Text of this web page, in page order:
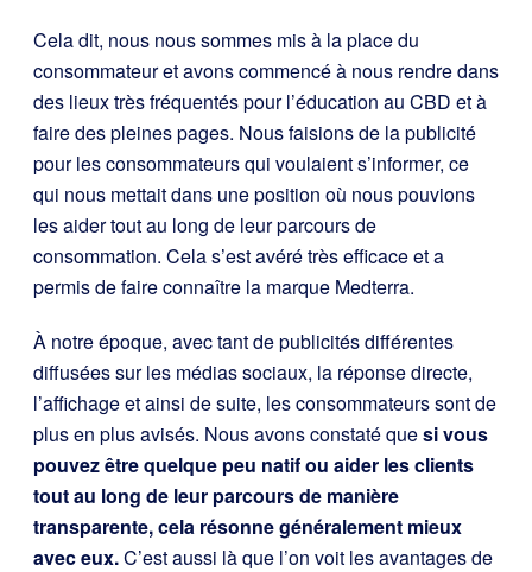
Cela dit, nous nous sommes mis à la place du
consommateur et avons commencé à nous rendre dans
des lieux très fréquentés pour l’éducation au CBD et à
faire des pleines pages. Nous faisions de la publicité
pour les consommateurs qui voulaient s’informer, ce
qui nous mettait dans une position où nous pouvions
les aider tout au long de leur parcours de
consommation. Cela s’est avéré très efficace et a
permis de faire connaître la marque Medterra.
À notre époque, avec tant de publicités différentes
diffusées sur les médias sociaux, la réponse directe,
l’affichage et ainsi de suite, les consommateurs sont de
plus en plus avisés. Nous avons constaté quesi vous
pouvez être quelque peu natif ou aider les clients
tout au long de leur parcours de manière
transparente, cela résonne généralement mieux
avec eux.C’est aussi là que l’on voit les avantages de